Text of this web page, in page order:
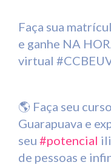
Faça sua
e ganhe NA
virtual
🌎 Faça seu
Guarapuava e
seu #potencial
de pessoas e